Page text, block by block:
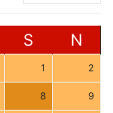
S N
1 2
8 9